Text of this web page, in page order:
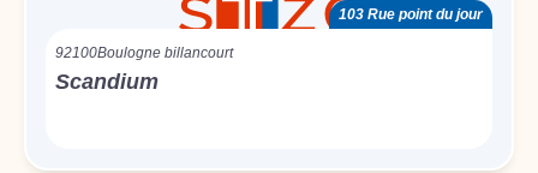
103 Rue point du jour
92100Boulogne billancourt
Scandium